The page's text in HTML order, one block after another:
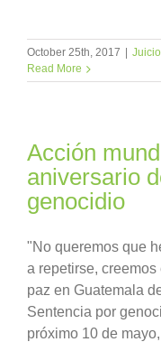
October 25th, 2017 |
Read More
Acción
aniversario
genocidio
"No queremos que
a repetirse,
paz en Guatemala
Sentencia por
próximo 10 de